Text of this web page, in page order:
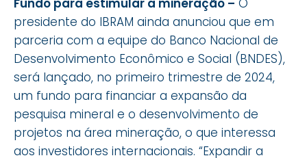
Fundo para estimular a mineração – O
presidente do IBRAM ainda anunciou que em
parceria com a equipe do Banco Nacional de
Desenvolvimento Econômico e Social (BNDES),
será lançado, no primeiro trimestre de 2024,
um fundo para financiar a expansão da
pesquisa mineral e o desenvolvimento de
projetos na área mineração, o que interessa
aos investidores internacionais. “Expandir a